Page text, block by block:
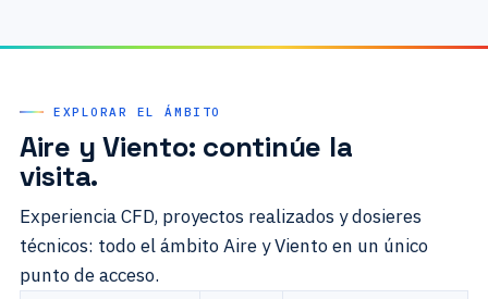
EXPLORAR EL ÁMBITO
Aire y Viento: continúe la
visita.
Experiencia CFD, proyectos realizados y dosieres
técnicos: todo el ámbito Aire y Viento en un único
punto de acceso.